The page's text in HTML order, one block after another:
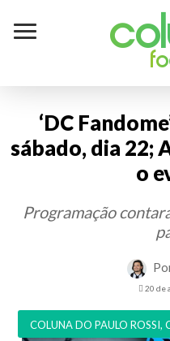
‘DC
sábado, dia 22;
o
Programação
20 de
COLUNA DO PAULO ROSSI,